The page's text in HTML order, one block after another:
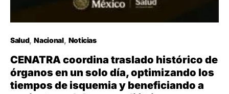
Salud Nacional Noticias
CENATRA coordina traslado histórico de
órganos en un solo día, optimizando los
tiempos de isquemia y beneficiando a